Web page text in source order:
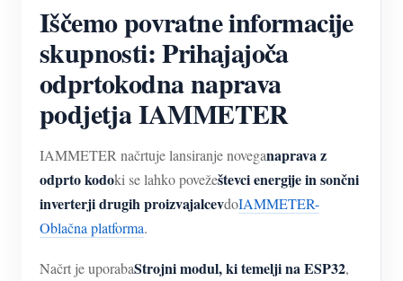
Iščemo povratne informacije
skupnosti: Prihajajoča
odprtokodna naprava
podjetja IAMMETER
IAMMETER načrtuje lansiranje noveganaprava z
odprto kodoki se lahko povežeštevci energije in sončni
inverterji drugih proizvajalcevdoIAMMETER-
Oblačna platforma.
Načrt je uporabaStrojni modul, ki temelji na ESP32,